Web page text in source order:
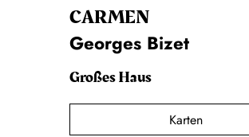
CARMEN
Georges Bizet
Großes Haus
Karten